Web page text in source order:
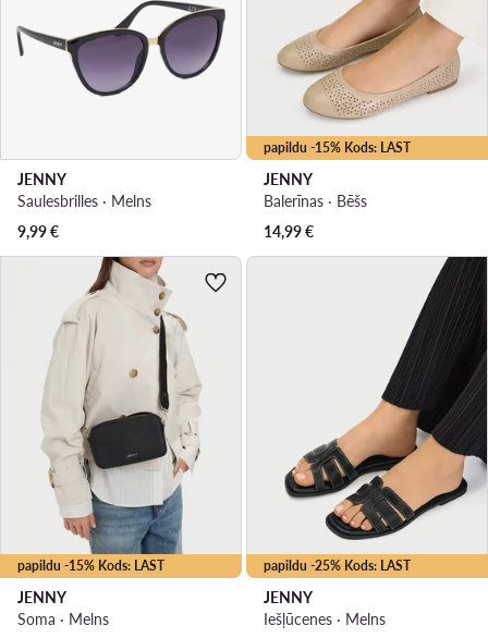
JENNY
Saulesbrilles · Melns
9,99€
papildu -15% Kods: LAST
JENNY
Balerīnas · Bēšs
14,99€
papildu -15% Kods: LAST
JENNY
Soma · Melns
papildu -25% Kods: LAST
JENNY
Iešļūcenes · Melns